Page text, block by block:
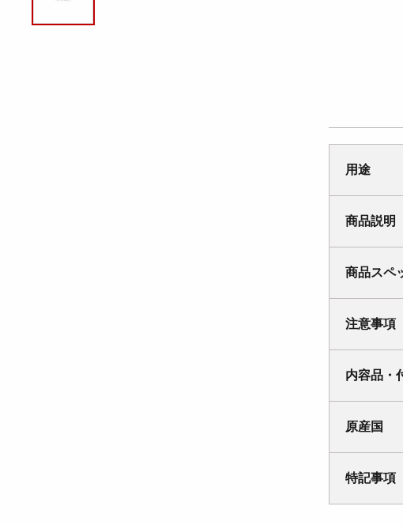
用途
商品説明
商品スペ
注意事項
内容品・
原産国
特記事項